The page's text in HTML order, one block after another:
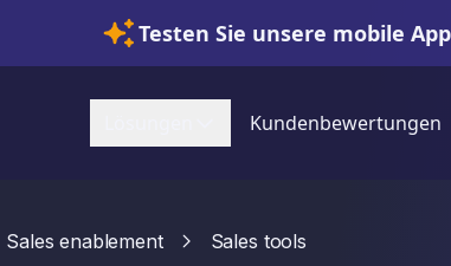
Testen Sie unsere mobile
Kundenbewertungen
Sales enablement Sales tools